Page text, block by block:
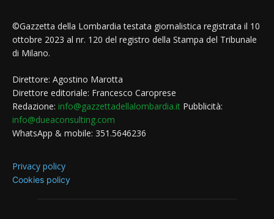
©Gazzetta della Lombardia testata giornalistica registrata il 10
ottobre 2023 al nr. 120 del registro della Stampa del Tribunale
di Milano.
Direttore: Agostino Marotta
Direttore editoriale: Francesco Caroprese
Redazione: info@gazzettadellalombardia.it Pubblicità:
info@dueaconsulting.com
WhatsApp & mobile: 351.5646236
Privacy policy
Cookies policy